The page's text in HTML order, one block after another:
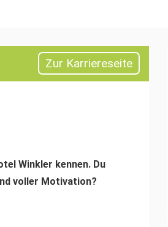
Zur Karriereseite
Winkler kennen. Du
voller Motivation?